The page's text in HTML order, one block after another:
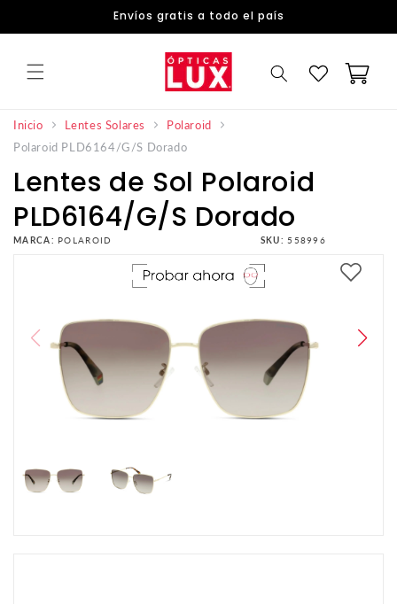
Envíos gratis a todo el país
Carrito
Inicio Lentes Solares Polaroid
Polaroid PLD6164/G/S Dorado
Lentes de Sol Polaroid
PLD6164/G/S Dorado
MARCA: POLAROID SKU: 558996